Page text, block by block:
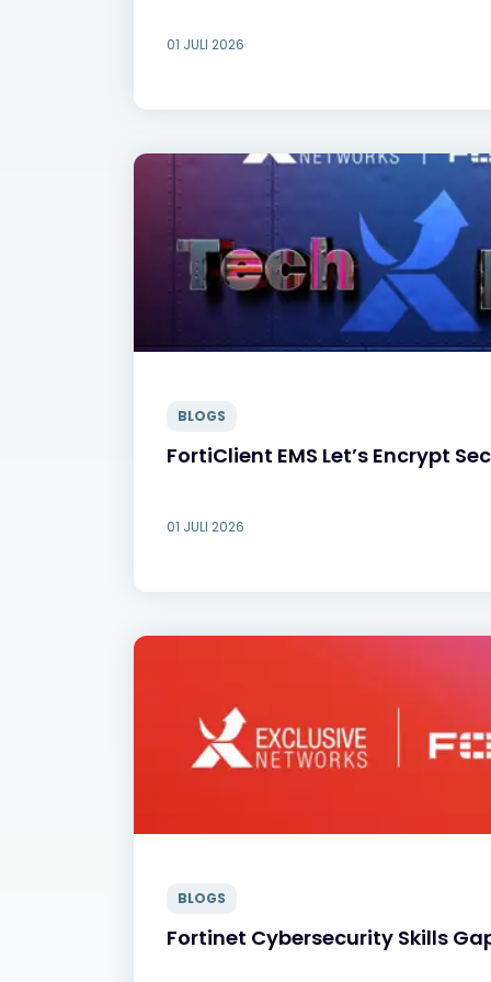
01 JULI 2026
BLOGS
FortiClient EMS Let’s Encrypt
01 JULI 2026
BLOGS
Fortinet Cybersecurity Skills